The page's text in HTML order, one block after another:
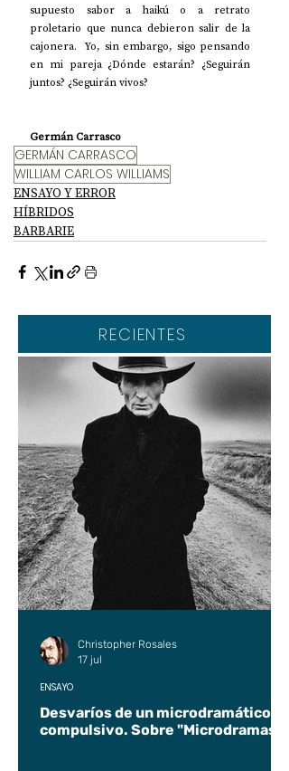
supuesto sabor a haikú o a retrato
proletario que nunca debieron salir de la
cajonera.  Yo, sin embargo, sigo pensando
en mi pareja ¿Dónde estarán? ¿Seguirán
juntos? ¿Seguirán vivos?
Germán Carrasco
GERMÁN CARRASCO
WILLIAM CARLOS WILLIAMS
ENSAYO Y ERROR
HÍBRIDOS
BARBARIE
RECIENTES
Desvaríos de un microdramático
compulsivo. Sobre "Microdramas".
ENSAYO
Christopher Rosales
17 jul